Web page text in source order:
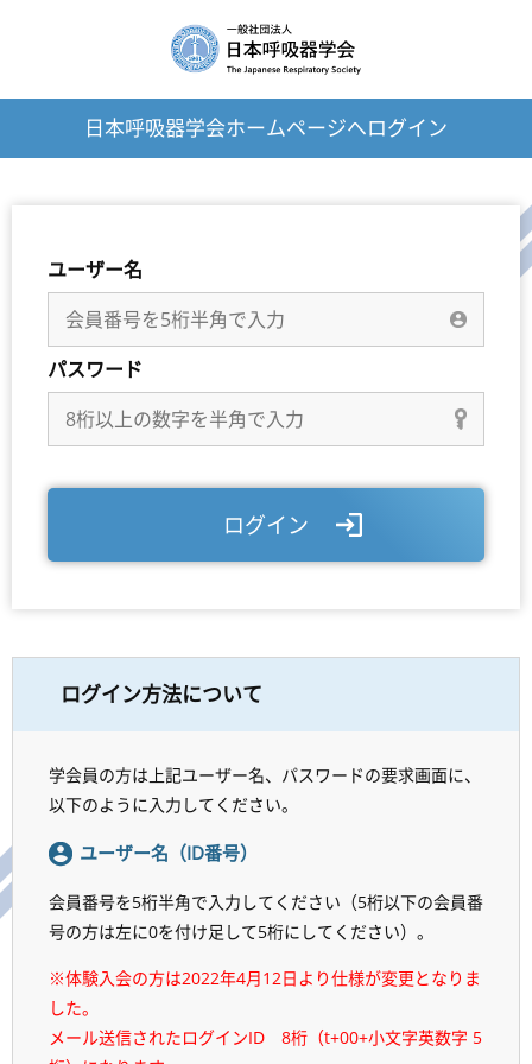
日本呼吸器学会ホームページへログイン
ユーザー名
パスワード
ログイン
ログイン方法について
学会員の方は上記ユーザー名、パスワードの要求画面に、
以下のように入力してください。
ユーザー名（ID番号）
会員番号を5桁半角で入力してください（5桁以下の会員番
号の方は左に0を付け足して5桁にしてください）。
※体験入会の方は2022年4月12日より仕様が変更となりま
した。
メール送信されたログインID 8桁（t+00+小文字英数字 5